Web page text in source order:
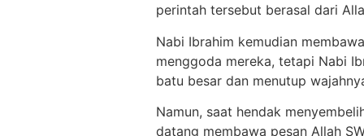
perintah tersebut berasal dari
Nabi Ibrahim kemudian
menggoda mereka, tetapi Nabi
batu besar dan menutup
Namun, saat hendak
datang membawa pesan Allah